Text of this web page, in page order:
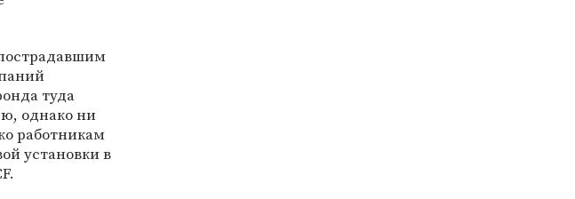
туда
однако ни
работникам
установки в